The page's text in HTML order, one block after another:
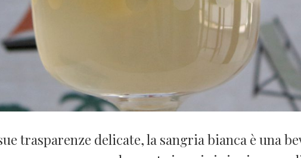
trasparenze delicate, la sangria bianca è una